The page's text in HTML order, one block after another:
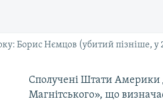
Борис Нємцов (убитий пізніше, у
Сполучені Штати Америки
Магнітського», що